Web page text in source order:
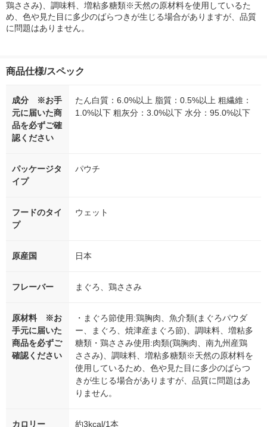
鶏ささみ)、調味料、増粘多糖類※天然の原材料を使用しているた
め、色や見た目に多少のばらつきが生じる場合がありますが、品質
に問題はありません。
商品仕様/スペック
成分 ※お手
元に届いた商
品を必ずご確
認ください
たん白質：6.0%以上 脂質：0.5%以上 粗繊維：
1.0%以下 粗灰分：3.0%以下 水分：95.0%以下
パッケージタ
イプ
パウチ
フードのタイ
プ
ウェット
原産国 日本
フレーバー まぐろ、鶏ささみ
原材料 ※お
手元に届いた
商品を必ずご
確認ください
・まぐろ節使用:鶏胸肉、魚介類(まぐろパウダ
ー、まぐろ、焼津産まぐろ節)、調味料、増粘多
糖類・鶏ささみ使用:肉類(鶏胸肉、南九州産鶏
ささみ)、調味料、増粘多糖類※天然の原材料を
使用しているため、色や見た目に多少のばらつ
きが生じる場合がありますが、品質に問題はあ
りません。
カロリー 約3kcal/1本